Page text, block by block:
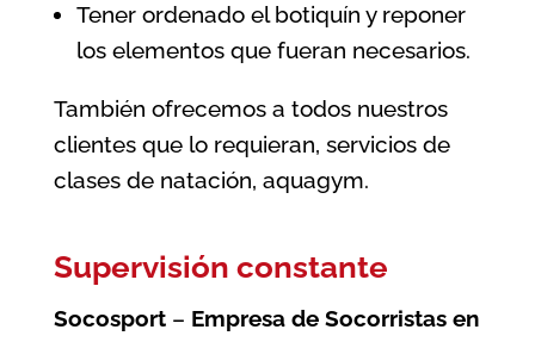
Tener ordenado el botiquín y reponer
los elementos que fueran necesarios.
También ofrecemos a todos nuestros
clientes que lo requieran, servicios de
clases de natación, aquagym.
Supervisión constante
Socosport– Empresa de Socorristas en